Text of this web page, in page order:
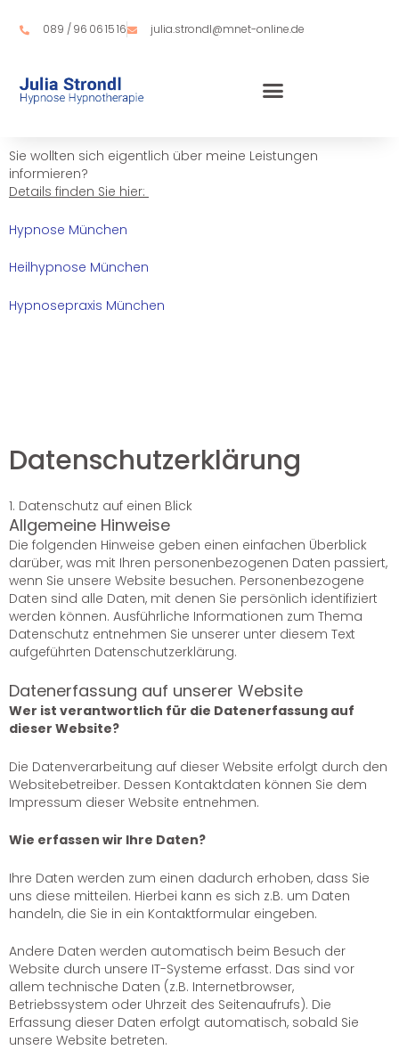
Inhalt
089 / 96 06 15 16 julia.strondl@mnet-online.de
Sie wollten sich eigentlich über meine Leistungen
informieren?
Details finden Sie hier:
Hypnose München
Heilhypnose München
Hypnosepraxis München
Datenschutzerklärung
1. Datenschutz auf einen Blick
Allgemeine Hinweise
Die folgenden Hinweise geben einen einfachen Überblick
darüber, was mit Ihren personenbezogenen Daten passiert,
wenn Sie unsere Website besuchen. Personenbezogene
Daten sind alle Daten, mit denen Sie persönlich identifiziert
werden können. Ausführliche Informationen zum Thema
Datenschutz entnehmen Sie unserer unter diesem Text
aufgeführten Datenschutzerklärung.
Datenerfassung auf unserer Website
Wer ist verantwortlich für die Datenerfassung auf
dieser Website?
Die Datenverarbeitung auf dieser Website erfolgt durch den
Websitebetreiber. Dessen Kontaktdaten können Sie dem
Impressum dieser Website entnehmen.
Wie erfassen wir Ihre Daten?
Ihre Daten werden zum einen dadurch erhoben, dass Sie
uns diese mitteilen. Hierbei kann es sich z.B. um Daten
handeln, die Sie in ein Kontaktformular eingeben.
Andere Daten werden automatisch beim Besuch der
Website durch unsere IT-Systeme erfasst. Das sind vor
allem technische Daten (z.B. Internetbrowser,
Betriebssystem oder Uhrzeit des Seitenaufrufs). Die
Erfassung dieser Daten erfolgt automatisch, sobald Sie
unsere Website betreten.